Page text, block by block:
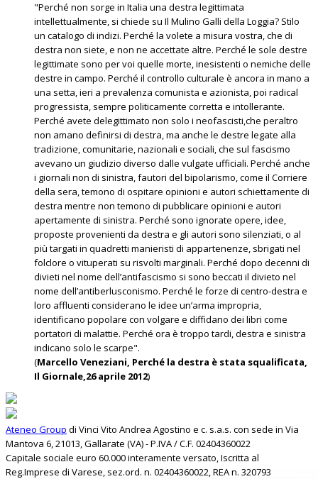
"Perché non sorge in Italia una destra legittimata
intellettualmente, si chiede su Il Mulino Galli della Loggia? Stilo
un catalogo di indizi. Perché la volete a misura vostra, che di
destra non siete, e non ne accettate altre. Perché le sole destre
legittimate sono per voi quelle morte, inesistenti o nemiche delle
destre in campo. Perché il controllo culturale è ancora in mano a
una setta, ieri a prevalenza comunista e azionista, poi radical
progressista, sempre politicamente corretta e intollerante.
Perché avete delegittimato non solo i neofascisti,che peraltro
non amano definirsi di destra, ma anche le destre legate alla
tradizione, comunitarie, nazionali e sociali, che sul fascismo
avevano un giudizio diverso dalle vulgate ufficiali. Perché anche
i giornali non di sinistra, fautori del bipolarismo, come il Corriere
della sera, temono di ospitare opinioni e autori schiettamente di
destra mentre non temono di pubblicare opinioni e autori
apertamente di sinistra. Perché sono ignorate opere, idee,
proposte provenienti da destra e gli autori sono silenziati, o al
più targati in quadretti manieristi di appartenenze, sbrigati nel
folclore o vituperati su risvolti marginali. Perché dopo decenni di
divieti nel nome dell’antifascismo si sono beccati il divieto nel
nome dell’antiberlusconismo. Perché le forze di centro-destra e
loro affluenti considerano le idee un’arma impropria,
identificano popolare con volgare e diffidano dei libri come
portatori di malattie. Perché ora è troppo tardi, destra e sinistra
indicano solo le scarpe".
(Marcello Veneziani, Perché la destra è stata squalificata,
Il Giornale,26 aprile 2012)
Ateneo Group di Vinci Vito Andrea Agostino e c. s.a.s. con sede in Via
Mantova 6, 21013, Gallarate (VA) - P.IVA / C.F. 02404360022
Capitale sociale euro 60.000 interamente versato, Iscritta al
Reg.Imprese di Varese, sez.ord. n. 02404360022, REA n. 320793